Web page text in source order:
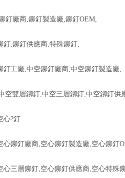
釘廠商,鉚釘製造廠,鉚釘OEM,
釘,鉚釘供應商,特殊鉚釘,
釘工廠,中空鉚釘廠商,中空鉚釘製造廠,
空雙層鉚釘,中空三層鉚釘,中空鉚釘供
心?釘
心鉚釘廠商,空心鉚釘製造廠,空心鉚釘
心三層鉚釘,空心鉚釘供應商,空心特殊